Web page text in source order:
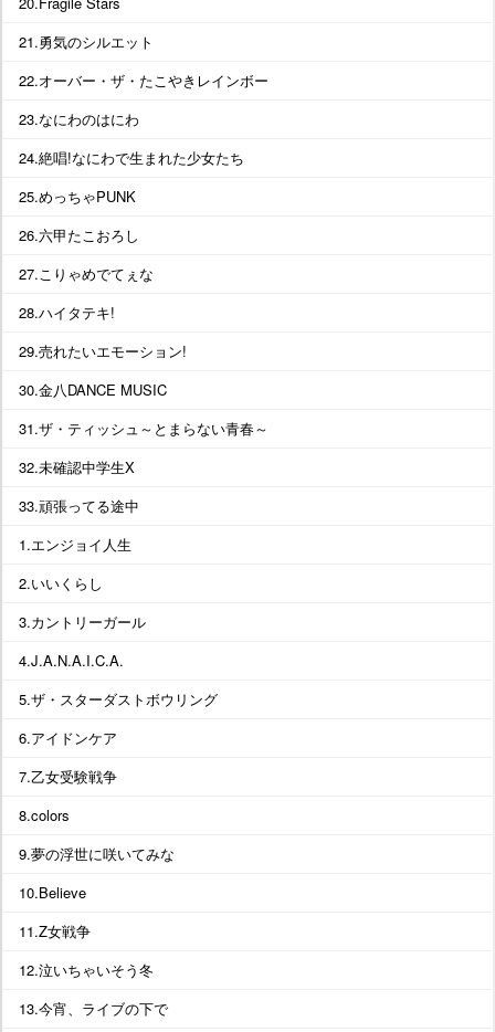
21.勇気のシルエット
22.オーバー・ザ・たこやきレインボー
23.なにわのはにわ
24.絶唱!なにわで生まれた少女たち
25.めっちゃPUNK
26.六甲たこおろし
27.こりゃめでてぇな
28.ハイタテキ!
29.売れたいエモーション!
30.金八DANCE MUSIC
31.ザ・ティッシュ～とまらない青春～
32.未確認中学生X
33.頑張ってる途中
1.エンジョイ人生
2.いいくらし
3.カントリーガール
4.J.A.N.A.I.C.A.
5.ザ・スターダストボウリング
6.アイドンケア
7.乙女受験戦争
8.colors
9.夢の浮世に咲いてみな
10.Believe
11.Z女戦争
12.泣いちゃいそう冬
13.今宵、ライブの下で